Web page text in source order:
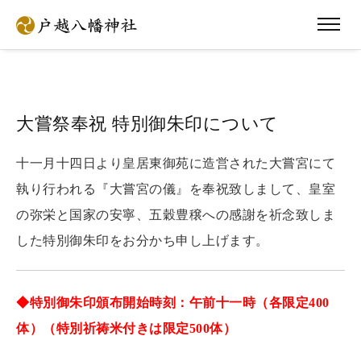
大嘗祭奉祝 特別御朱印について
十一月十四日より皇居東御苑に造営された大嘗宮にて
執り行われる『大嘗宮の儀』を奉祝致しまして、皇室
の弥栄と国家の安寧、五穀豊穣への感謝を祈念致しま
した特別御朱印をお分かち申し上げます。
◆特別御朱印頒布開始時刻：午前十一時（各限定400
体）（特別祈祷米付きは限定500体）